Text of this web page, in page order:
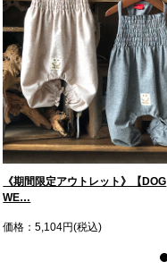
《期間限定アウトレット》【DOG
WE…
価格：5,104円(税込)